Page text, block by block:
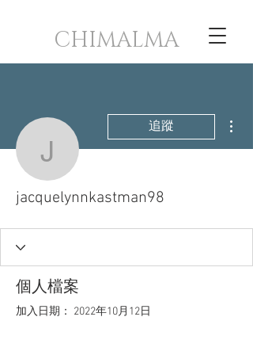
CHIMALMA
追蹤
jacquelynnkastman98
個人檔案
加入日期： 2022年10月12日